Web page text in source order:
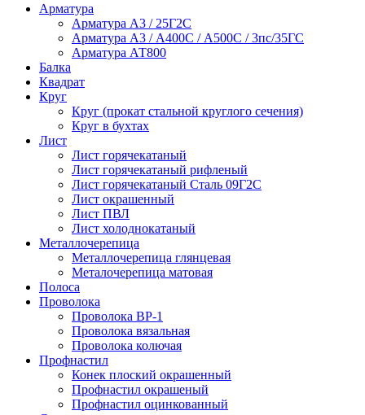
Арматура
Арматура А3 / 25Г2С
Арматура А3 / А400С / А500С / 3пс/35ГС
Арматура АТ800
Балка
Квадрат
Круг
Круг (прокат стальной круглого сечения)
Круг в бухтах
Лист
Лист горячекатаный
Лист горячекатаный рифленый
Лист горячекатаный Сталь 09Г2С
Лист окрашенный
Лист ПВЛ
Лист холоднокатаный
Металлочерепица
Металлочерепица глянцевая
Металочерепица матовая
Полоса
Проволока
Проволока ВР-1
Проволока вязальная
Проволока колючая
Профнастил
Конек плоский окрашенный
Профнастил окрашеный
Профнастил оцинкованный